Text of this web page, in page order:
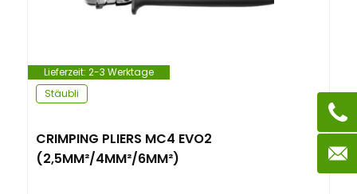
Lieferzeit: 2-3 Werktage
Stäubli
CRIMPING PLIERS MC4 EVO2
(2,5MM²/4MM²/6MM²)